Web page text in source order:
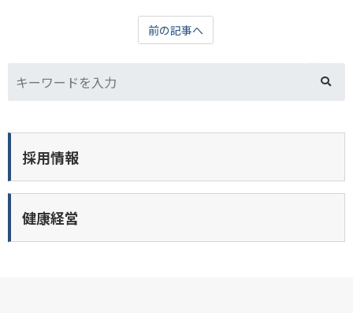
前の記事へ
採用情報
健康経営